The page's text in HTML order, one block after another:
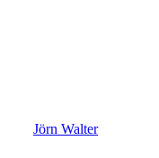
Jörn Walter